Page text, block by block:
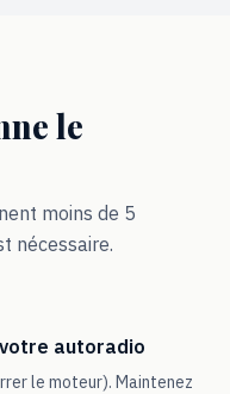
le
moins de 5
nécessaire.
autoradio
le moteur). Maintenez